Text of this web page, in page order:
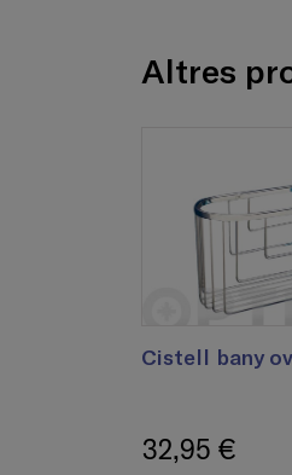
Altres
Cistell bany
32,95 €